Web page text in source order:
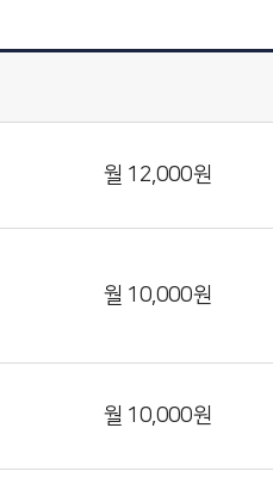
월 12,000원
월 10,000원
월 10,000원